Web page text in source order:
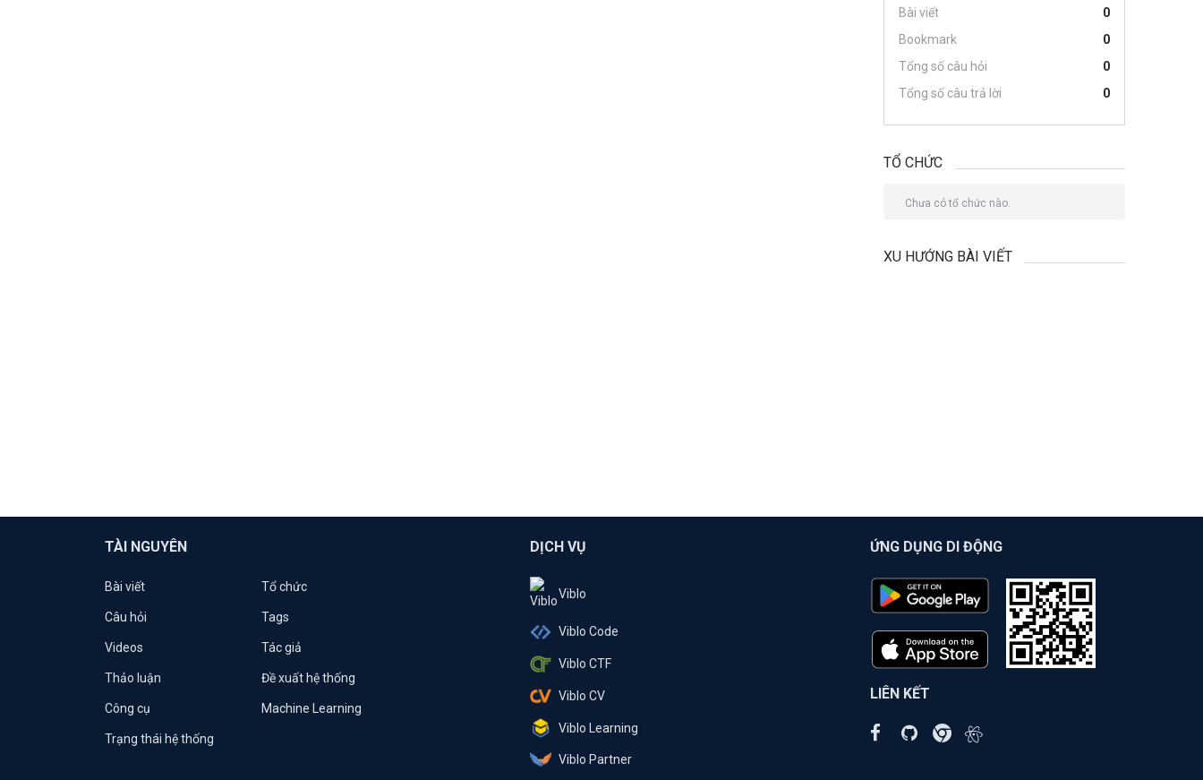
Bài viết
0
Bookmark
0
Tổng số câu hỏi
0
Tổng số câu trả lời
0
TỔ CHỨC
Chưa có tổ chức nào.
XU HƯỚNG BÀI VIẾT
TÀI NGUYÊN
Bài viết Tổ chức
Câu hỏi Tags
Videos Tác giả
Thảo luận Đề xuất hệ thống
Công cụ Machine Learning
Trạng thái hệ thống
DỊCH VỤ
Viblo
Viblo Code
Viblo CTF
Viblo CV
Viblo Learning
Viblo Partner
ỨNG DỤNG DI ĐỘNG
LIÊN KẾT